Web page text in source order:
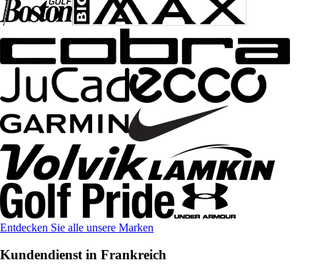
Entdecken Sie alle unsere Marken
Kundendienst in Frankreich